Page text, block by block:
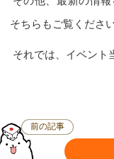
そちらもご覧ください
それでは、イベント
前の記事